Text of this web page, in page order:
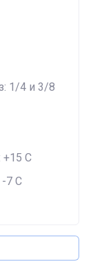
1/4 и 3/8
+15 С
-7 С